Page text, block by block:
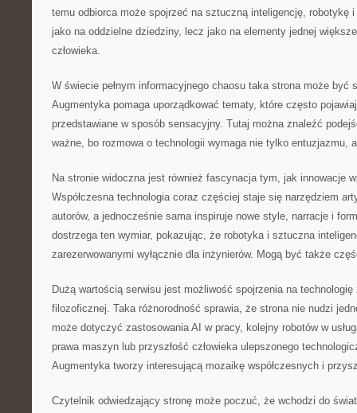
temu odbiorca może spojrzeć na sztuczną inteligencję, robotykę
jako na oddzielne dziedziny, lecz jako na elementy jednej
człowieka.
W świecie pełnym informacyjnego chaosu taka strona może być
Augmentyka pomaga uporządkować tematy, które często
przedstawiane w sposób sensacyjny. Tutaj można znaleźć
ważne, bo rozmowa o technologii wymaga nie tylko entuzjazmu,
Na stronie widoczna jest również fascynacja tym, jak innowacje
Współczesna technologia coraz częściej staje się narzędziem
autorów, a jednocześnie sama inspiruje nowe style, narracje i
dostrzega ten wymiar, pokazując, że robotyka i sztuczna
zarezerwowanymi wyłącznie dla inżynierów. Mogą być także
Dużą wartością serwisu jest możliwość spojrzenia na technologię
filozoficznej. Taka różnorodność sprawia, że strona nie nudzi
może dotyczyć zastosowania AI w pracy, kolejny robotów w
prawa maszyn lub przyszłość człowieka ulepszonego
Augmentyka tworzy interesującą mozaikę współczesnych i
Czytelnik odwiedzający stronę może poczuć, że wchodzi do